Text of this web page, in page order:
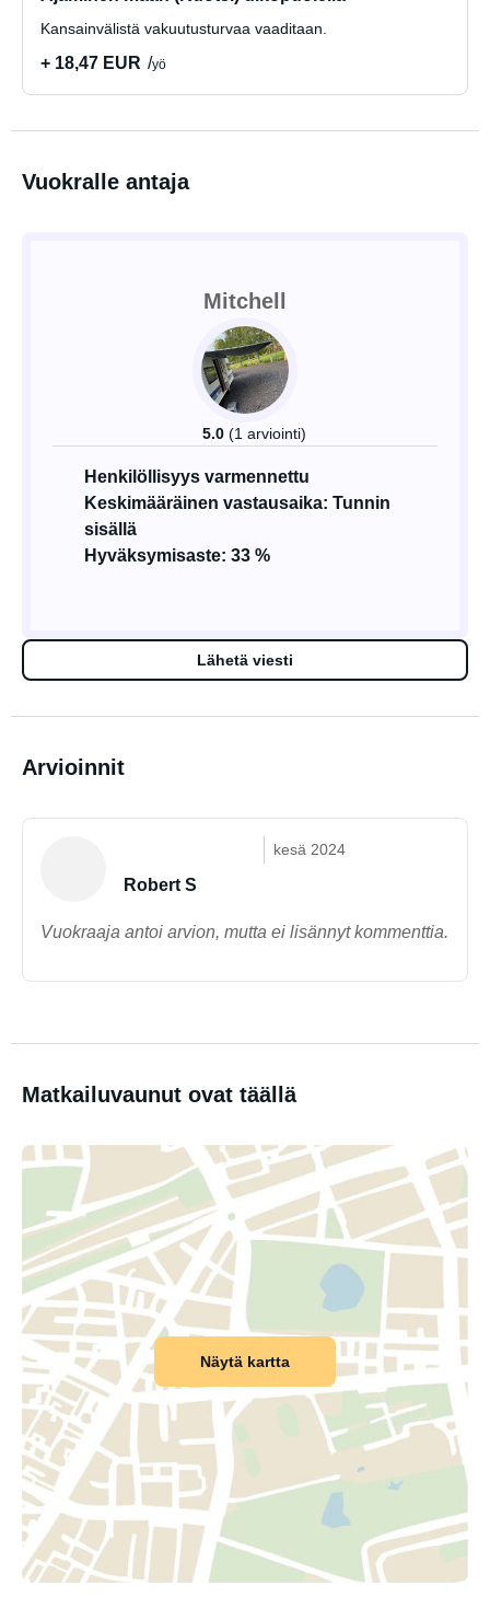
Kansainvälistä vakuutusturvaa vaaditaan.
+ 18,47 EUR yö
Vuokralle antaja
Mitchell
5.0 (1 arviointi)
Henkilöllisyys varmennettu
Keskimääräinen vastausaika: Tunnin
sisällä
Hyväksymisaste: 33 %
Lähetä viesti
Arvioinnit
kesä 2024
Robert S
Vuokraaja antoi arvion, mutta ei lisännyt kommenttia.
Matkailuvaunut ovat täällä
Näytä kartta